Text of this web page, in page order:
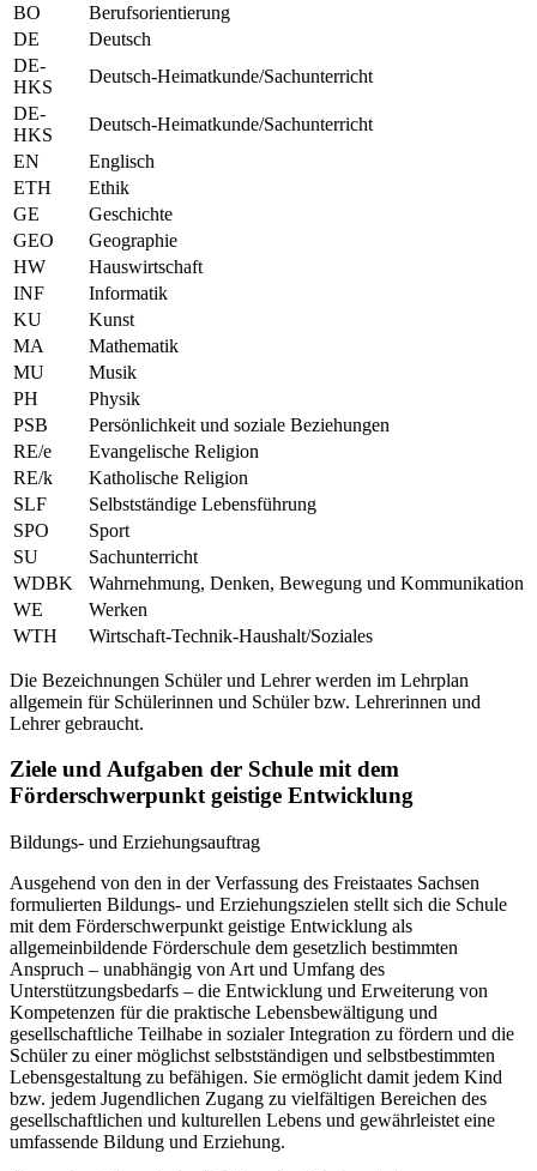
BO
Berufsorientierung
DE
Deutsch
DE-
HKS
Deutsch-Heimatkunde/Sachunterricht
DE-
HKS
Deutsch-Heimatkunde/Sachunterricht
EN
Englisch
ETH
Ethik
GE
Geschichte
GEO
Geographie
HW
Hauswirtschaft
INF
Informatik
KU
Kunst
MA
Mathematik
MU
Musik
PH
Physik
PSB
Persönlichkeit und soziale Beziehungen
RE/e
Evangelische Religion
RE/k
Katholische Religion
SLF
Selbstständige Lebensführung
SPO
Sport
SU
Sachunterricht
WDBK
Wahrnehmung, Denken, Bewegung und Kommunikation
WE
Werken
WTH
Wirtschaft-Technik-Haushalt/Soziales
Die Bezeichnungen Schüler und Lehrer werden im Lehrplan
allgemein für Schülerinnen und Schüler bzw. Lehrerinnen und
Lehrer gebraucht.
Ziele und Aufgaben der Schule mit dem
Förderschwerpunkt geistige Entwicklung
Bildungs- und Erziehungsauftrag
Ausgehend von den in der Verfassung des Freistaates Sachsen
formulierten Bildungs- und Erziehungszielen stellt sich die Schule
mit dem Förderschwerpunkt geistige Entwicklung als
allgemeinbildende Förderschule dem gesetzlich bestimmten
Anspruch – unabhängig von Art und Umfang des
Unterstützungsbedarfs – die Entwicklung und Erweiterung von
Kompetenzen für die praktische Lebensbewältigung und
gesellschaftliche Teilhabe in sozialer Integration zu fördern und die
Schüler zu einer möglichst selbstständigen und selbstbestimmten
Lebensgestaltung zu befähigen. Sie ermöglicht damit jedem Kind
bzw. jedem Jugendlichen Zugang zu vielfältigen Bereichen des
gesellschaftlichen und kulturellen Lebens und gewährleistet eine
umfassende Bildung und Erziehung.